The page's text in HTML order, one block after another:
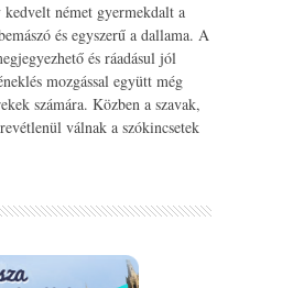
német gyermekdalt a
és egyszerű a dallama. A
és ráadásul jól
mozgással együtt még
számára. Közben a szavak,
válnak a szókincsetek